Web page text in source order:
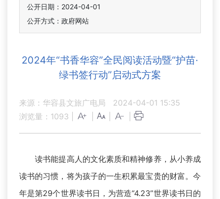
公开日期：2024-04-01
公开方式：政府网站
2024年“书香华容”全民阅读活动暨“护苗·
绿书签行动”启动式方案
来源：华容县文旅广电局
2024-04-01 15:35
浏览量： 1093
读书能提高人的文化素质和精神修养，从小养成
读书的习惯，将为孩子的一生积累最宝贵的财富。今
年是第29个世界读书日，为营造“4.23”世界读书日的